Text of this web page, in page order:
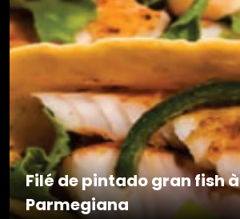
Filé de pintado gran fish à
Parmegiana